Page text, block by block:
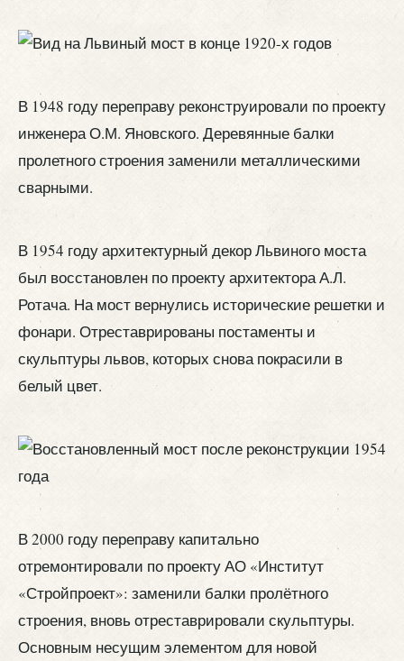
В 1948 году переправу реконструировали по проекту
инженера О.М. Яновского. Деревянные балки
пролетного строения заменили металлическими
сварными.
В 1954 году архитектурный декор Львиного моста
был восстановлен по проекту архитектора А.Л.
Ротача. На мост вернулись исторические решетки и
фонари. Отреставрированы постаменты и
скульптуры львов, которых снова покрасили в
белый цвет.
В 2000 году переправу капитально
отремонтировали по проекту АО «Институт
«Стройпроект»: заменили балки пролётного
строения, вновь отреставрировали скульптуры.
Основным несущим элементом для новой